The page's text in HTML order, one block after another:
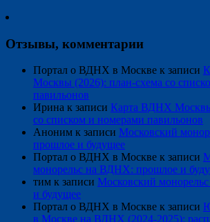
Отзывы, комментарии
Портал о ВДНХ в Москве к записи
Москвы (2026): план-схема со
павильонов
Ирина к записи Карта ВДНХ
со списком и номерами павильонов
Аноним к записи Московский
прошлое и будущее
Портал о ВДНХ в Москве к записи
монорельс на ВДНХ: прошлое и
тим к записи Московский
и будущее
Портал о ВДНХ в Москве к записи
в Москве на ВДНХ (2024-2025):